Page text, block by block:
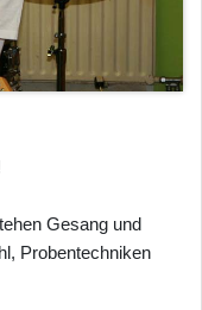
Gesang und
Probentechniken